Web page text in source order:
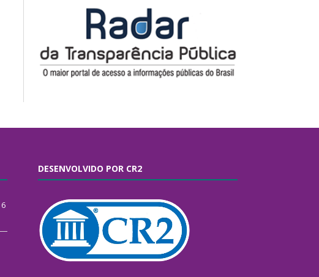
6
DESENVOLVIDO POR CR2